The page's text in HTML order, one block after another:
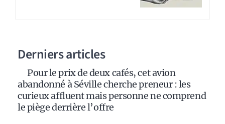
Derniers articles
Pour le prix de deux cafés, cet avion
abandonné à Séville cherche preneur : les
curieux affluent mais personne ne comprend
le piège derrière l’offre